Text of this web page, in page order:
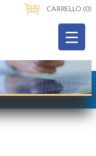
CARRELLO ⟨0⟩